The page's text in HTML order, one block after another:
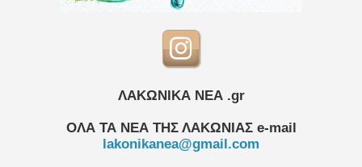
ΛΑΚΩΝΙΚΑ ΝΕΑ .gr
ΟΛΑ ΤΑ ΝΕΑ ΤΗΣ ΛΑΚΩΝΙΑΣ e-mail
lakonikanea@gmail.com